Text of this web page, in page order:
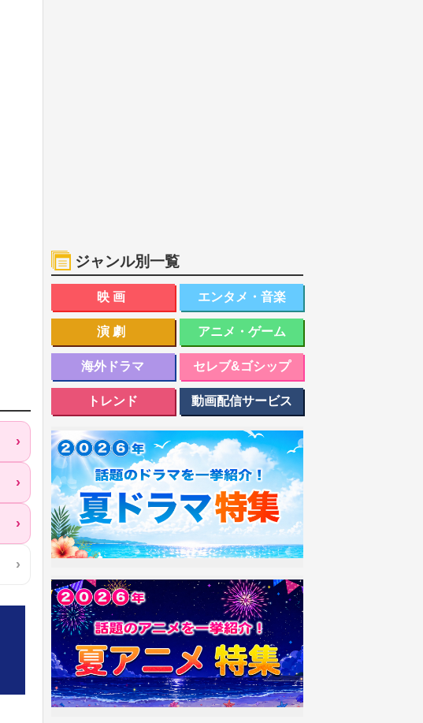
ジャンル別一覧
映画 エンタメ・音楽
演劇 アニメ・ゲーム
海外ドラマ セレブ&ゴシップ
トレンド 動画配信サービス